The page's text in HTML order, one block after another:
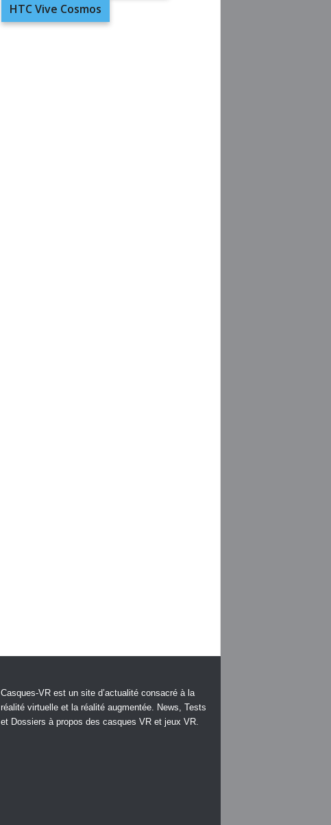
HTC Vive Cosmos
Casques-VR est un site d’actualité consacré à la
réalité virtuelle et la réalité augmentée. News, Tests
et Dossiers à propos des casques VR et jeux VR.